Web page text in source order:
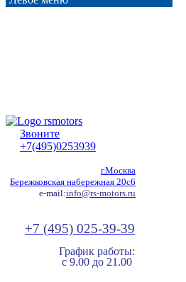
Звоните
+7(495)0253939
г.Москва
Бережковская набережная 20с6
e-mail:info@rs-motors.ru
+7 (495) 025-39-39
График работы:
с 9.00 до 21.00